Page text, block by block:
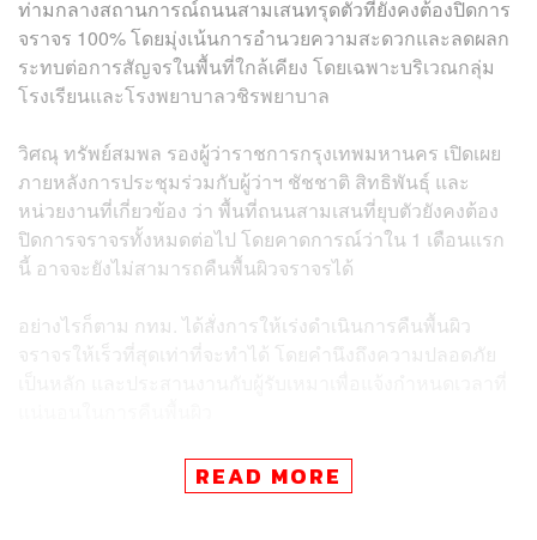
ท่ามกลางสถานการณ์ถนนสามเสนทรุดตัวที่ยังคงต้องปิดการ
จราจร 100% โดยมุ่งเน้นการอำนวยความสะดวกและลดผลก
ระทบต่อการสัญจรในพื้นที่ใกล้เคียง โดยเฉพาะบริเวณกลุ่ม
โรงเรียนและโรงพยาบาลวชิรพยาบาล
วิศณุ ทรัพย์สมพล รองผู้ว่าราชการกรุงเทพมหานคร เปิดเผย
ภายหลังการประชุมร่วมกับผู้ว่าฯ ชัชชาติ สิทธิพันธุ์ และ
หน่วยงานที่เกี่ยวข้อง ว่า พื้นที่ถนนสามเสนที่ยุบตัวยังคงต้อง
ปิดการจราจรทั้งหมดต่อไป โดยคาดการณ์ว่าใน 1 เดือนแรก
นี้ อาจจะยังไม่สามารถคืนพื้นผิวจราจรได้
อย่างไรก็ตาม กทม. ได้สั่งการให้เร่งดำเนินการคืนพื้นผิว
จราจรให้เร็วที่สุดเท่าที่จะทำได้ โดยคำนึงถึงความปลอดภัย
แผนการจัดการจราจรเฉพาะช่วงเน้นการใช้ถนน
นครราชสีมาเป็นเส้นทางหลัก โดยมีการปรับเปลี่ยนเส้นทาง
READ MORE